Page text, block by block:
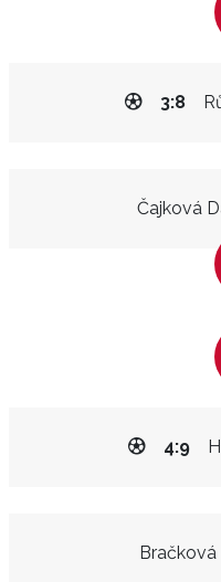
3:8
Čajková
4:9
Bračková